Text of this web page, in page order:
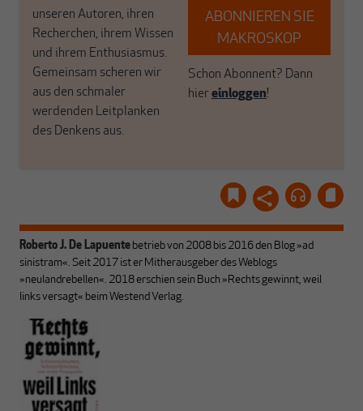
unseren Autoren, ihren
Recherchen, ihrem Wissen
und ihrem Enthusiasmus.
Gemeinsam scheren wir
aus den schmaler
werdenden Leitplanken
des Denkens aus.
ABONNIEREN SIE
MAKROSKOP
Schon Abonnent? Dann
hiereinloggen!
Roberto J. De Lapuente betrieb von 2008 bis 2016 den Blog »ad
sinistram«. Seit 2017 ist er Mitherausgeber des Weblogs
»neulandrebellen«. 2018 erschien sein Buch »Rechts gewinnt, weil
links versagt« beim Westend Verlag.